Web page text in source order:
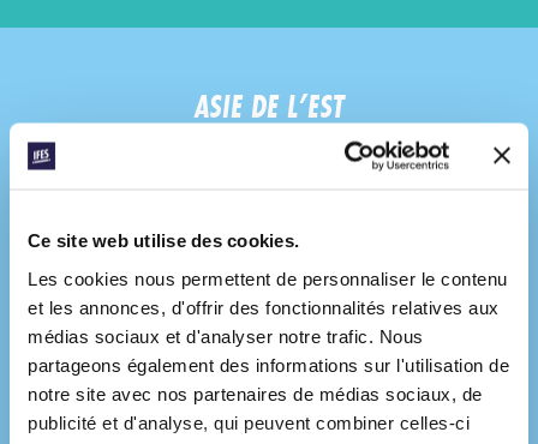
Ce site web utilise des cookies.
Les cookies nous permettent de personnaliser le contenu
et les annonces, d'offrir des fonctionnalités relatives aux
médias sociaux et d'analyser notre trafic. Nous
partageons également des informations sur l'utilisation de
notre site avec nos partenaires de médias sociaux, de
publicité et d'analyse, qui peuvent combiner celles-ci
ASIE DE L’EST